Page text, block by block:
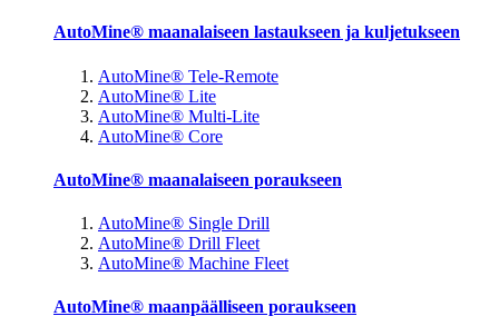
AutoMine® maanalaiseen lastaukseen ja kuljetukseen
AutoMine® Tele-Remote
AutoMine® Lite
AutoMine® Multi-Lite
AutoMine® Core
AutoMine® maanalaiseen poraukseen
AutoMine® Single Drill
AutoMine® Drill Fleet
AutoMine® Machine Fleet
AutoMine® maanpäälliseen poraukseen